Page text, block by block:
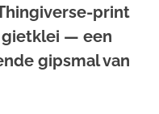
print
gietklei — een
gipsmal van